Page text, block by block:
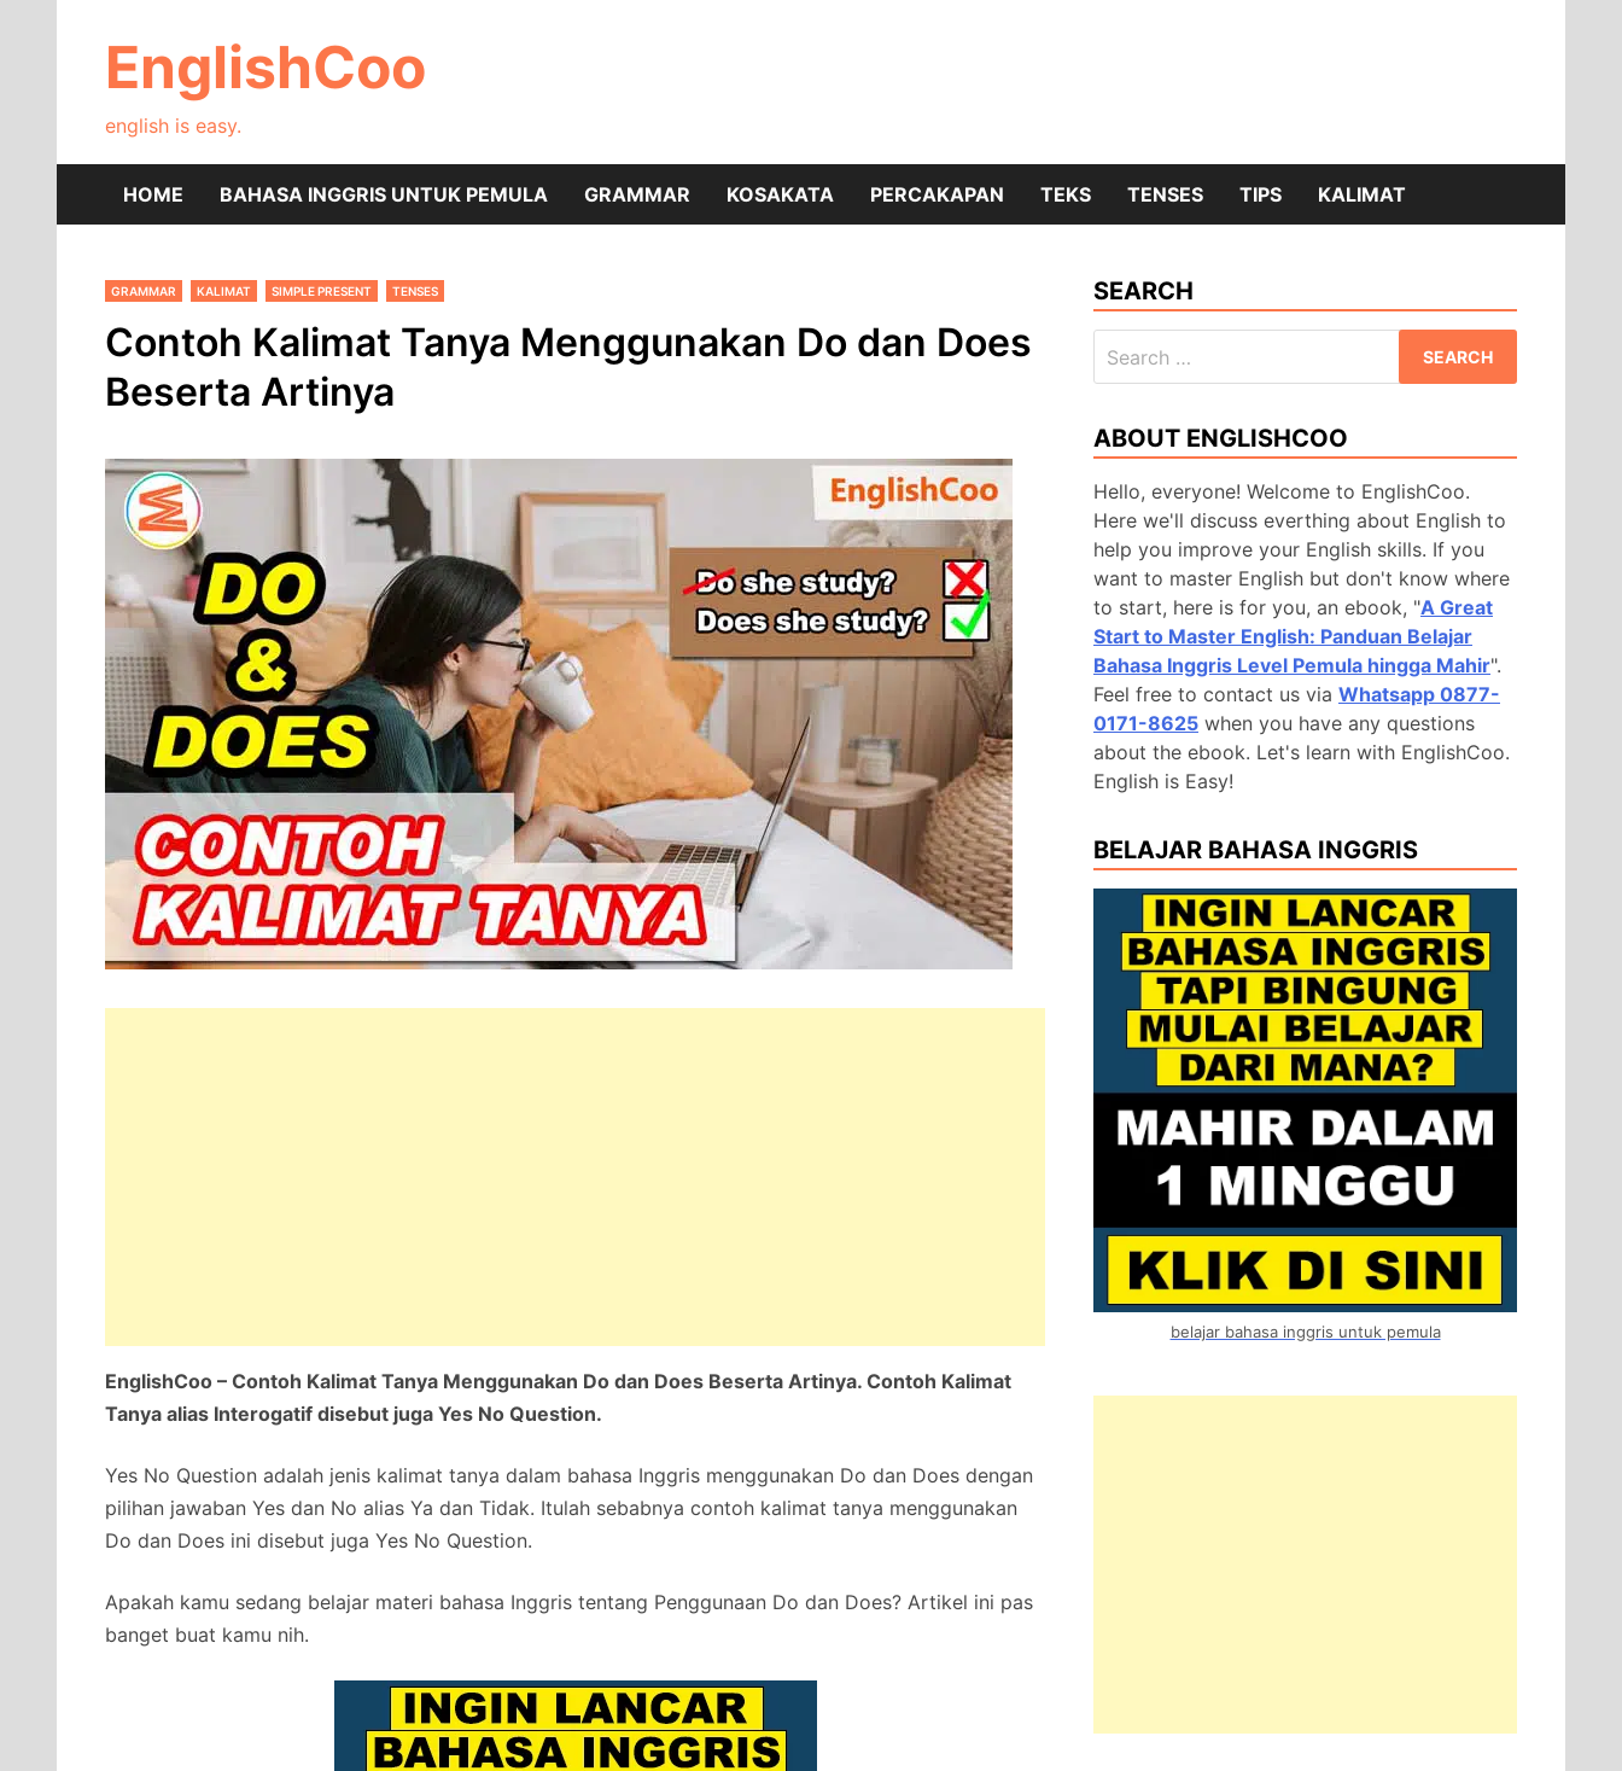
contentEnglishCoo
english is easy.
HOME BAHASA INGGRIS UNTUK PEMULA GRAMMAR KOSAKATA PERCAKAPAN TEKS TENSES TIPS KALIMAT
GRAMMAR KALIMAT SIMPLE PRESENT TENSES
Contoh Kalimat Tanya Menggunakan Do dan Does
Beserta Artinya
EnglishCoo – Contoh Kalimat Tanya Menggunakan Do dan Does Beserta Artinya. Contoh Kalimat
Tanya alias Interogatif disebut juga Yes No Question.
Yes No Question adalah jenis kalimat tanya dalam bahasa Inggris menggunakan Do dan Does dengan
pilihan jawaban Yes dan No alias Ya dan Tidak. Itulah sebabnya contoh kalimat tanya menggunakan
Do dan Does ini disebut juga Yes No Question.
Apakah kamu sedang belajar materi bahasa Inggris tentang Penggunaan Do dan Does? Artikel ini pas
banget buat kamu nih.
SEARCH
for:
ABOUT ENGLISHCOO
Hello, everyone! Welcome to EnglishCoo.
Here we'll discuss everthing about English to
help you improve your English skills. If you
want to master English but don't know where
to start, here is for you, an ebook, "A Great
Start to Master English: Panduan Belajar
Bahasa Inggris Level Pemula hingga Mahir".
Feel free to contact us via Whatsapp 0877-
0171-8625 when you have any questions
about the ebook. Let's learn with EnglishCoo.
English is Easy!
BELAJAR BAHASA INGGRIS
belajar bahasa inggris untuk pemula